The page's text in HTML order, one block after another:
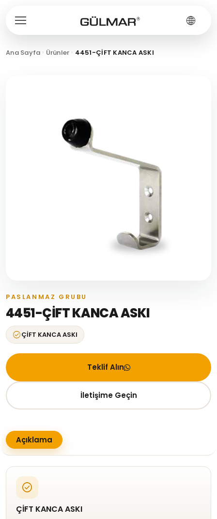
Ana Sayfa Ürünler 4451-ÇİFT KANCA ASKI
PASLANMAZ GRUBU
4451-ÇİFT KANCA ASKI
check_circleÇİFT KANCA ASKI
Teklif Alın
İletişime Geçin
Açıklama
check_circle
ÇİFT KANCA ASKI